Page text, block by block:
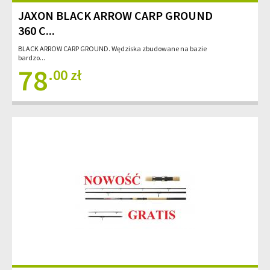
JAXON BLACK ARROW CARP GROUND
360 C...
BLACK ARROW CARP GROUND. Wędziska zbudowane na bazie
bardzo...
78.00 zł